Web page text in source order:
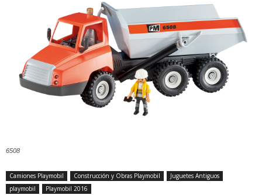
6508
Camiones Playmobil Construcción y Obras Playmobil
Juguetes Antiguos
playmobil
Playmobil 2016